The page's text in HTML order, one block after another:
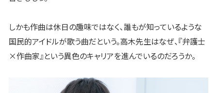
しかも作曲は休日の趣味ではなく、誰もが知っているような
国民的アイドルが歌う曲だという。高木先生はなぜ、『弁護士
×作曲家』という異色のキャリアを進んでいるのだろうか。